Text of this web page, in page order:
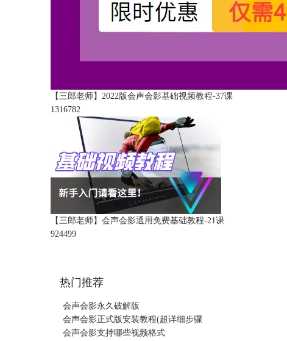
【三郎老师】2022版会声会影基础视频教程-37课
1316782
【三郎老师】会声会影通用免费基础教程-21课
924499
热门推荐
会声会影永久破解版
会声会影正式版安装教程(超详细步骤
会声会影支持哪些视频格式